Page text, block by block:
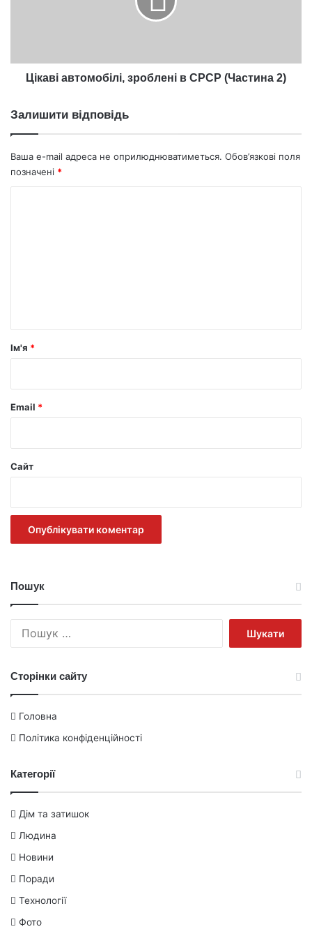
Цікаві автомобілі, зроблені в СРСР (Частина 2)
Залишити відповідь
Ваша e-mail адреса не оприлюднюватиметься. Обов’язкові поля
позначені *
рІм'я *
Email *
Сайт
Пошук
Сторінки сайту
Головна
Політика конфіденційності
Категорії
Дім та затишок
Людина
Новини
Поради
Технології
Фото